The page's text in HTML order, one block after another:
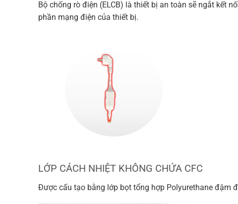
Bộ chống rò điện (ELCB) là thiết bị an toàn sẽ ngắt kết
phần mạng điện của thiết bị.
LỚP CÁCH NHIỆT KHÔNG CHỨA CFC
Được cấu tạo bằng lớp bọt tổng hợp Polyurethane đậm